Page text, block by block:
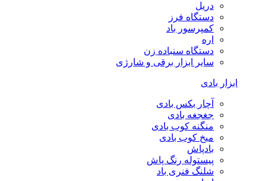
دریل
دستگاه فرز
کمپرسور باد
اره
دستگاه سنباده زن
سایر ابزار برقی و شارژی
ابزار بادی
آچار بکس بادی
جغجغه بادی
منگنه کوب بادی
میخ کوب بادی
بادپاش
پیستوله رنگ پاش
شلنگ فنری باد